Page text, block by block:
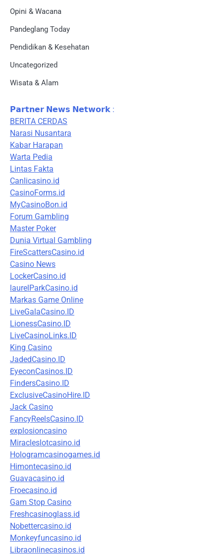
Opini & Wacana
Pandeglang Today
Pendidikan & Kesehatan
Uncategorized
Wisata & Alam
𝗣𝗮𝗿𝘁𝗻𝗲𝗿 𝗡𝗲𝘄𝘀 𝗡𝗲𝘁𝘄𝗼𝗿𝗸 :
BERITA CERDAS
Narasi Nusantara
Kabar Harapan
Warta Pedia
Lintas Fakta
Canlicasino.id
CasinoForms.id
MyCasinoBon.id
Forum Gambling
Master Poker
Dunia Virtual Gambling
FireScattersCasino.id
Casino News
LockerCasino.id
laurelParkCasino.id
Markas Game Online
LiveGalaCasino.ID
LionessCasino.ID
LiveCasinoLinks.ID
King Casino
JadedCasino.ID
EyeconCasinos.ID
FindersCasino.ID
ExclusiveCasinoHire.ID
Jack Casino
FancyReelsCasino.ID
explosioncasino
Miracleslotcasino.id
Hologramcasinogames.id
Himontecasino.id
Guavacasino.id
Froecasino.id
Gam Stop Casino
Freshcasinoglass.id
Nobettercasino.id
Monkeyfuncasino.id
Libraonlinecasinos.id